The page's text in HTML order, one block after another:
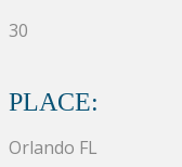
30
PLACE:
Orlando FL